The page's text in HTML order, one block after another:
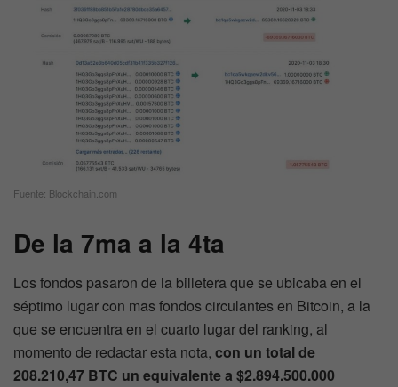
Fuente: Blockchain.com
De la 7ma a la 4ta
Los fondos pasaron de la billetera que se ubicaba en el
séptimo lugar con mas fondos circulantes en Bitcoin, a la
que se encuentra en el cuarto lugar del ranking, al
momento de redactar esta nota, con un total de
208.210,47 BTC un equivalente a $2.894.500.000